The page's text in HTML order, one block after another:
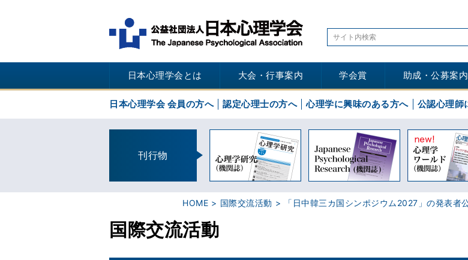
日本心理学会とは 大会・行事案内 学会賞 助成・公募案内
日本心理学会 会員の方へ 認定心理士の方へ 心理学に興味のある方へ 公認心理師
刊行物
HOME 国際交流活動 「日中韓三カ国シンポジウム2027」の発表者
国際交流活動